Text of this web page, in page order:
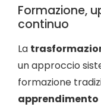
Formazione,
continuo
La
un approccio
formazione
apprendimento